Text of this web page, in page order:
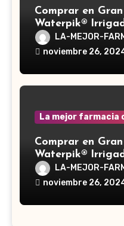
Comprar en
Waterpik®
LA-MEJOR-
noviembre 26,
La mejor farmacia
Comprar en
Waterpik®
LA-MEJOR-
noviembre 26,